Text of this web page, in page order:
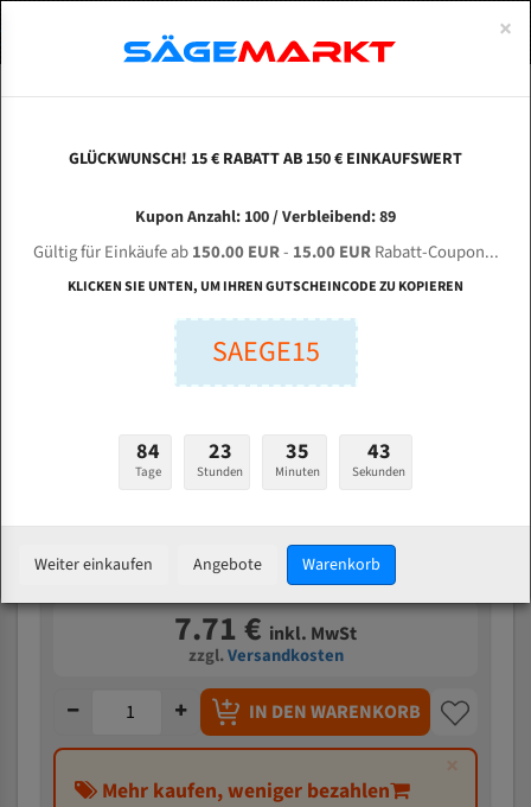
2997x16x0,56x4TPI Fleischerei Bandsägeblatt
Länge (mm):
Breite (mm):
Stärken + Zahnteilung:
Verfügbarkeit:159 Stück auf Lager
7.71 € inkl. MwSt
zzgl.Versandkosten
IN DEN WARENKORB
×
Mehr kaufen, weniger bezahlen
ABOUTS
ENGLISH
Bi-Metall Meterware
Fleischerei Bandsägeblätter
Bandmesser Glatt Meterware
Konvex Meterware
×
GLÜCKWUNSCH! 15 € RABATT AB 150 € EINKAUFSWERT
Kupon Anzahl: 100 / Verbleibend: 89
Gültig für Einkäufe ab150.00 EUR- 15.00 EURRabatt-Coupon...
KLICKEN SIE UNTEN, UM IHREN GUTSCHEINCODE ZU KOPIEREN
SAEGE15
84
Tage
23
Stunden
35
Minuten
42
Sekunden
Weiter einkaufen Angebote Warenkorb